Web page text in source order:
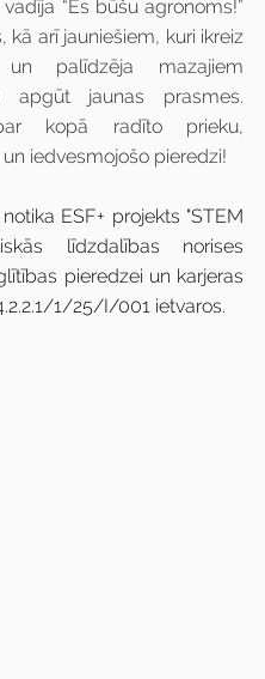
“Es būšu agronoms!”
kā arī jauniešiem, kuri ikreiz
un palīdzēja mazajiem
apgūt jaunas prasmes.
kopā radīto prieku,
iedvesmojošo pieredzi!
ESF+ projekts "STEM
līdzdalības norises
pieredzei un karjeras
1/25/I/001​ ietvaros.